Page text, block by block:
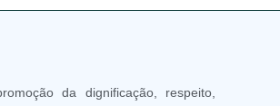
da dignificação, respeito,